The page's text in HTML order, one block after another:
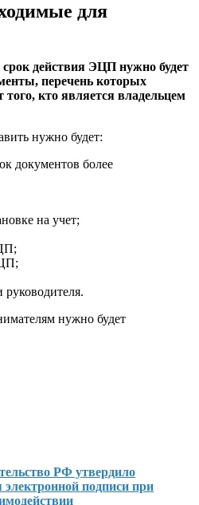
для
действия ЭЦП нужно будет
перечень которых
того, кто является владельцем
нужно будет:
документов более
на учет;
нужно будет
РФ утвердило
электронной подписи при